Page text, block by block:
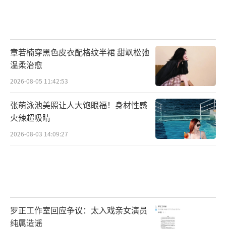
章若楠穿黑色皮衣配格纹半裙 甜飒松弛
温柔治愈
2026-08-05 11:42:53
张萌泳池美照让人大饱眼福！身材性感
火辣超吸睛
2026-08-03 14:09:27
罗正工作室回应争议：太入戏亲女演员
纯属造谣